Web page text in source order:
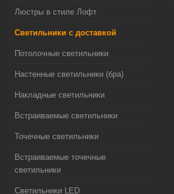
Люстры в стиле Лофт
Светильники с доставкой
Потолочные светильники
Настенные светильники (бра)
Накладные светильники
Встраиваемые светильники
Точечные светильники
Встраиваемые точечные
светильники
Светильники LED